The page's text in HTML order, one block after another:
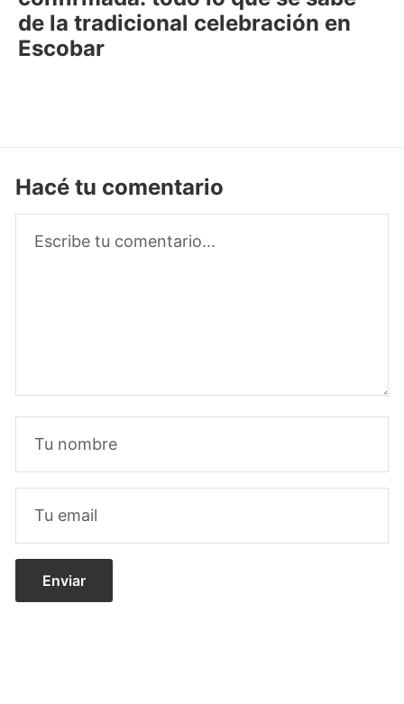
de la tradicional celebración en
Escobar
Hacé tu comentario